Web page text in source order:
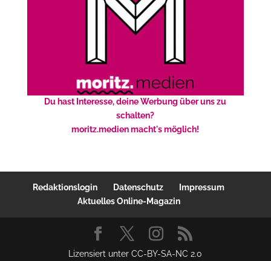
Du hast Interesse, deine Werbung über uns zu
schalten?
moritz.medien macht's möglich!
Redaktionslogin Datenschutz
Impressum
Aktuelles Online-Magazin
Lizensiert unter CC-BY-SA-NC 2.0